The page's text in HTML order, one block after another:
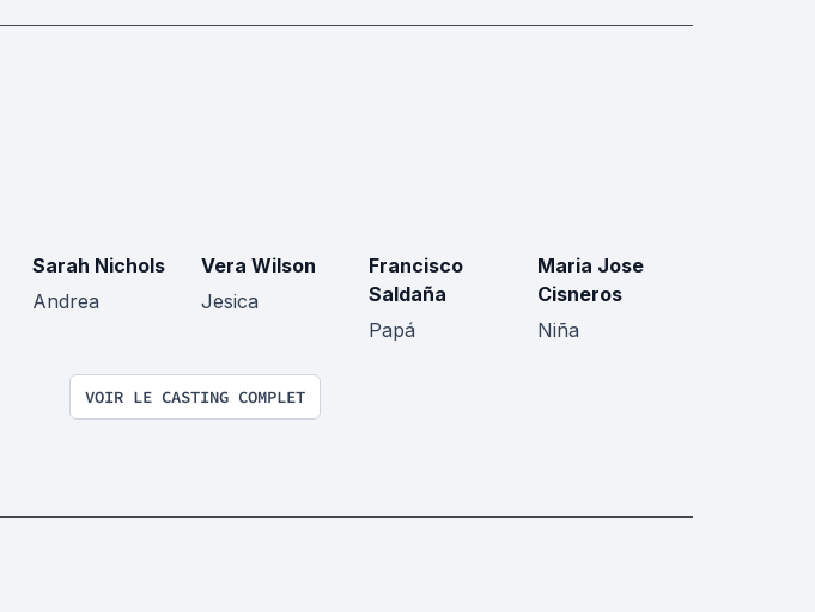
Sarah Nichols
Andrea
Vera Wilson
Jesica
Francisco
Saldaña
Papá
Maria Jose
Cisneros
Niña
VOIR LE CASTING COMPLET